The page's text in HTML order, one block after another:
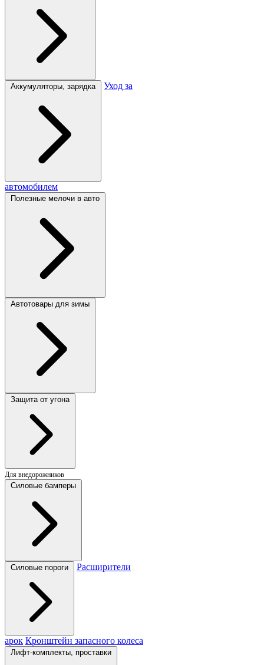
Аккумуляторы, зарядка Уход за
автомобилем
Полезные мелочи в авто
Автотовары для зимы
Защита от угона
Для внедорожников
Силовые бамперы
Силовые пороги Расширители
арок Кронштейн запасного колеса
Лифт-комплекты, проставки